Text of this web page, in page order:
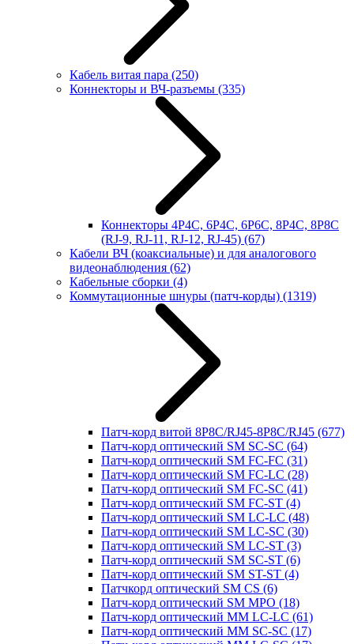
Кабель витая пара (250)
Коннекторы и ВЧ-разъемы (335)
Коннекторы 4P4C, 6P4C, 6P6C, 8P4C, 8P8C
(RJ-9, RJ-11, RJ-12, RJ-45) (67)
Кабели ВЧ (коаксиальные) и для аналогового
видеонаблюдения (62)
Кабельные сборки (4)
Коммутационные шнуры (патч-корды) (1319)
Патч-корд витой 8P8C/RJ45-8P8C/RJ45 (677)
Патч-корд оптический SM SC-SC (64)
Патч-корд оптический SM FC-FC (31)
Патч-корд оптический SM FC-LC (28)
Патч-корд оптический SM FC-SC (41)
Патч-корд оптический SM FC-ST (4)
Патч-корд оптический SM LC-LC (48)
Патч-корд оптический SM LC-SC (30)
Патч-корд оптический SM LC-ST (3)
Патч-корд оптический SM SC-ST (6)
Патч-корд оптический SM ST-ST (4)
Патчкорд оптический SM CS (6)
Патч-корд оптический SM MPO (18)
Патч-корд оптический MM LC-LC (61)
Патч-корд оптический MM SC-SC (17)